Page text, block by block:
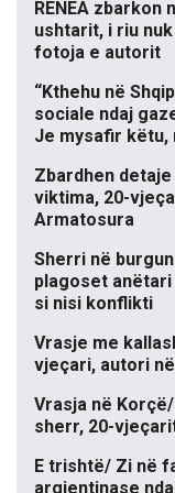
RENEA zbarkon
ushtarit, i riu
fotoja e autorit
“Kthehu në
sociale ndaj
Je mysafir këtu,
Zbardhen
viktima, 20-
Armatosura
Sherri në
plagoset
si nisi konflikti
Vrasje me
vjeçari, autori
Vrasja në
sherr, 20-
E trishtë/ Zi në
argjentinase